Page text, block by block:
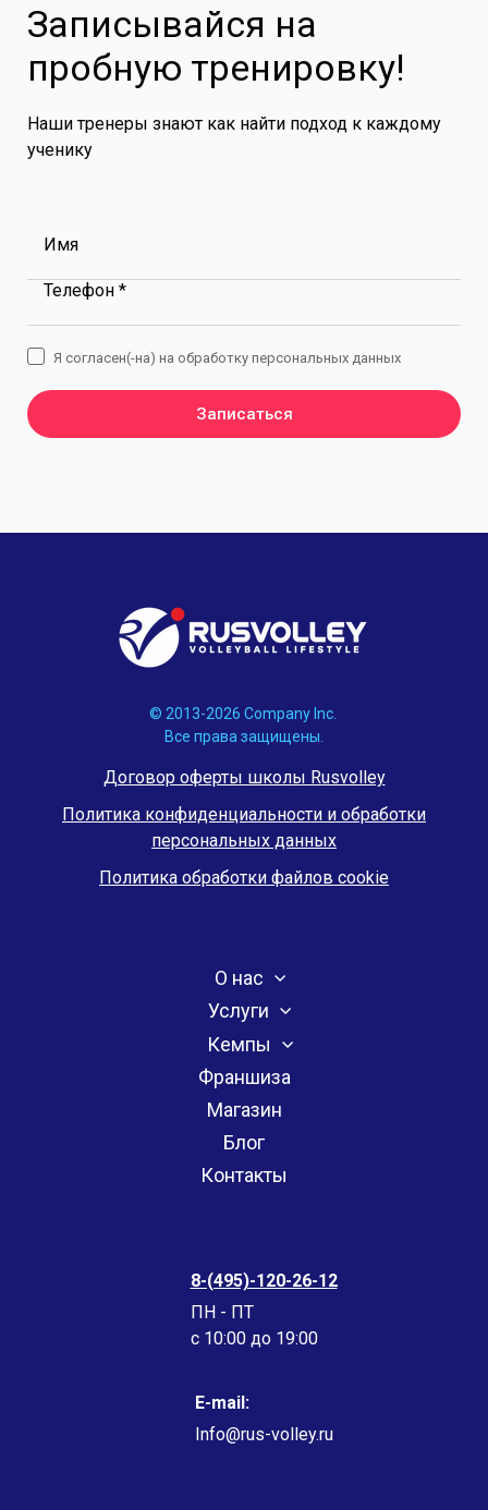
Записывайся на
пробную тренировку!
Наши тренеры знают как найти подход к каждому
ученику
Имя
Телефон *
Записаться
Я согласен(-на) на обработку персональных данных
© 2013-2026 Company Inc.
Все права защищены.
Договор оферты школы Rusvolley
Политика конфиденциальности и обработки
персональных данных
Политика обработки файлов cookie
О нас
Услуги
Кемпы
Франшиза
Магазин
Блог
Контакты
8-(495)-120-26-12
ПН - ПТ
c 10:00 до 19:00
E-mail:
Info@rus-volley.ru